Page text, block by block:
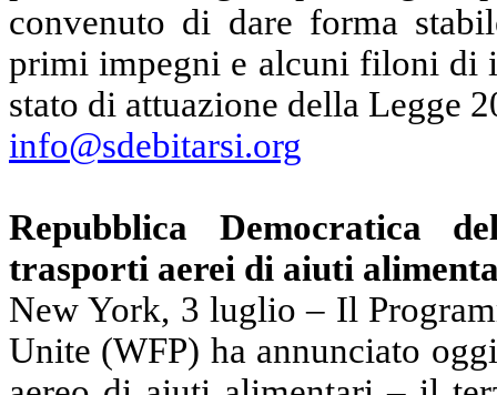
convenuto di dare forma
primi impegni e alcuni filoni di
stato di attuazione della Legge
info@sdebitarsi.org
Repubblica Democratica
trasporti aerei di aiuti
New York, 3 luglio – Il
Unite (WFP) ha annunciato